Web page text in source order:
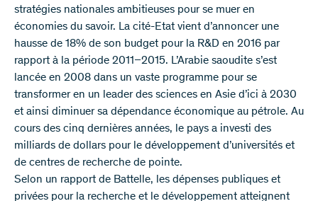
stratégies nationales ambitieuses pour se muer en
économies du savoir. La cité-Etat vient d’annoncer une
hausse de 18% de son budget pour la R&D en 2016 par
rapport à la période 2011–2015. L’Arabie saoudite s’est
lancée en 2008 dans un vaste programme pour se
transformer en un leader des sciences en Asie d’ici à 2030
et ainsi diminuer sa dépendance économique au pétrole. Au
cours des cinq dernières années, le pays a investi des
milliards de dollars pour le développement d’universités et
de centres de recherche de pointe.
Selon un rapport de Battelle, les dépenses publiques et
privées pour la recherche et le développement atteignent